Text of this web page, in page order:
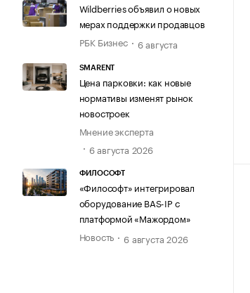
Wildberries объявил о новых
мерах поддержки продавцов
РБК Бизнес
6 августа
SMARENT
Цена парковки: как новые
нормативы изменят рынок
новостроек
Мнение эксперта
6 августа 2026
ФИЛОСОФТ
«Философт» интегрировал
оборудование BAS-IP с
платформой «Мажордом»
Новость
6 августа 2026